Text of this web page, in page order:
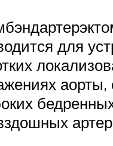
для